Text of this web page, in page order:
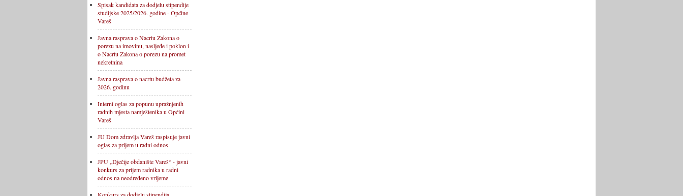
Spisak kandidata za dodjelu stipendije
studijske 2025/2026. godine - Općine
Vareš
Javna rasprava o Nacrtu Zakona o
porezu na imovinu, nasljeđe i poklon i
o Nacrtu Zakona o porezu na promet
nekretnina
Javna rasprava o nacrtu budžeta za
2026. godinu
Interni oglas za popunu upražnjenih
radnih mjesta namještenika u Općini
Vareš
JU Dom zdravlja Vareš raspisuje javni
oglas za prijem u radni odnos
JPU „Dječije obdanište Vareš“ - javni
konkurs za prijem radnika u radni
odnos na neodređeno vrijeme